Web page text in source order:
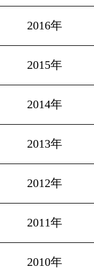
2023年
2022年
2021年
2020年